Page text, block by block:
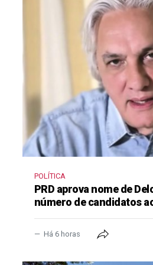
POLÍTICA
PRD aprova nome de
número de candidatos
Há 6 horas